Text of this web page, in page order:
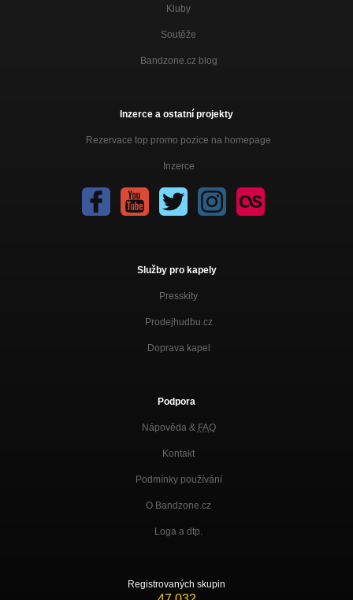
Kluby
Soutěže
Bandzone.cz blog
Inzerce a ostatní projekty
Rezervace top promo pozice na homepage
Inzerce
Služby pro kapely
Presskity
Prodejhudbu.cz
Doprava kapel
Podpora
Nápověda & FAQ
Kontakt
Podmínky používání
O Bandzone.cz
Loga a dtp.
Registrovaných skupin